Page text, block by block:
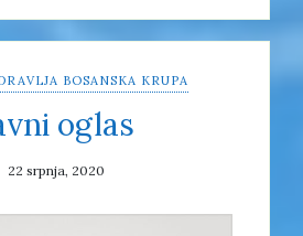
BOSANSKA KRUPA
oglas
22 srpnja, 2020